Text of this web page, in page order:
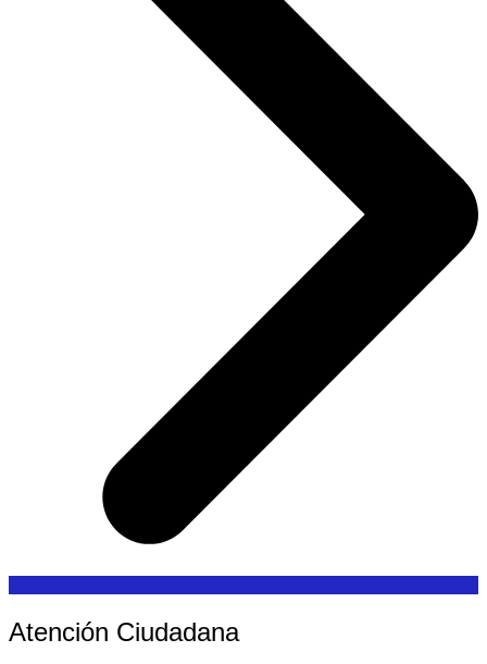
Atención Ciudadana